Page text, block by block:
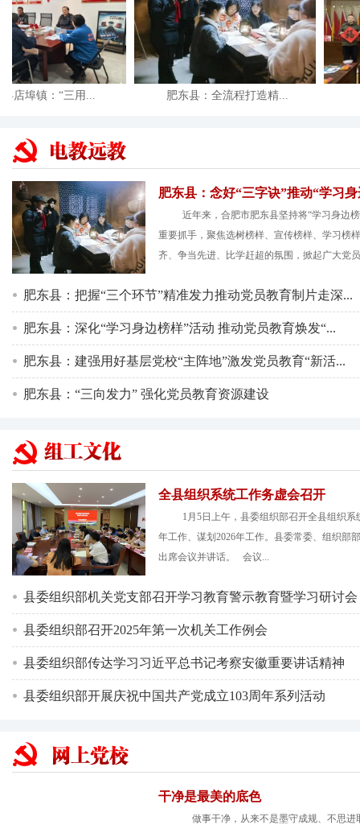
埠镇：“三用... 肥东县：全流程打造精...
肥东县：念好“三字诀”推动“学习身
近年来，合肥市肥东县坚持将“学习身边
重要抓手，聚焦选树榜样、宣传榜样、学习榜
齐、争当先进、比学赶超的氛围，掀起广大党
肥东县：把握“三个环节”精准发力推动党员教育制片走深...
肥东县：深化“学习身边榜样”活动 推动党员教育焕发“...
肥东县：建强用好基层党校“主阵地”激发党员教育“新活...
肥东县：“三向发力” 强化党员教育资源建设
全县组织系统工作务虚会召开
1月5日上午，县委组织部召开全县组织系
年工作、谋划2026年工作。县委常委、组织部
出席会议并讲话。 会议...
县委组织部机关党支部召开学习教育警示教育暨学习研讨会
县委组织部召开2025年第一次机关工作例会
县委组织部传达学习习近平总书记考察安徽重要讲话精神
县委组织部开展庆祝中国共产党成立103周年系列活动
干净是最美的底色
做事干净，从来不是墨守成规、不思进